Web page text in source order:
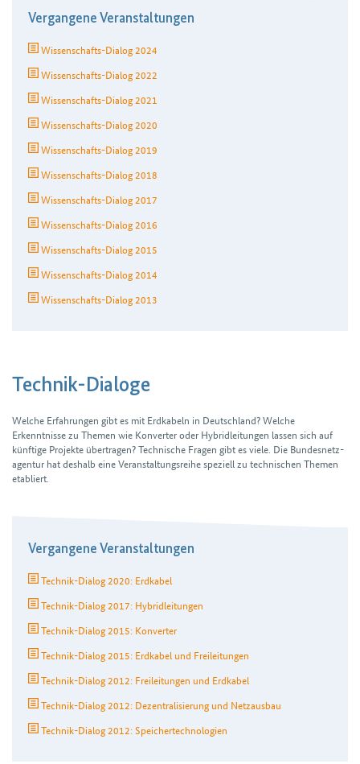
Vergangene Veranstaltungen
Wissenschafts-Dialog 2024
Wissenschafts-Dialog 2022
Wissenschafts-Dialog 2021
Wissenschafts-Dialog 2020
Wissenschafts-Dialog 2019
Wissenschafts-Dialog 2018
Wissenschafts-Dialog 2017
Wissenschafts-Dialog 2016
Wissenschafts-Dialog 2015
Wissenschafts-Dialog 2014
Wissenschafts-Dialog 2013
Technik-Dialoge
Welche Erfahrungen gibt es mit Erdkabeln in Deutschland? Welche
Erkenntnisse zu Themen wie Konverter oder Hybrid­leitungen lassen sich auf
künftige Projekte übertragen? Technische Fragen gibt es viele. Die Bundes­netz­
agentur hat deshalb eine Veranstaltungs­reihe speziell zu technischen Themen
etabliert.
Vergangene Veranstaltungen
Technik-Dialog 2020: Erdkabel
Technik-Dialog 2017: Hybridleitungen
Technik-Dialog 2015: Konverter
Technik-Dialog 2015: Erdkabel und Freileitungen
Technik-Dialog 2012: Freileitungen und Erdkabel
Technik-Dialog 2012: Dezentralisierung und Netzausbau
Technik-Dialog 2012: Speichertechnologien